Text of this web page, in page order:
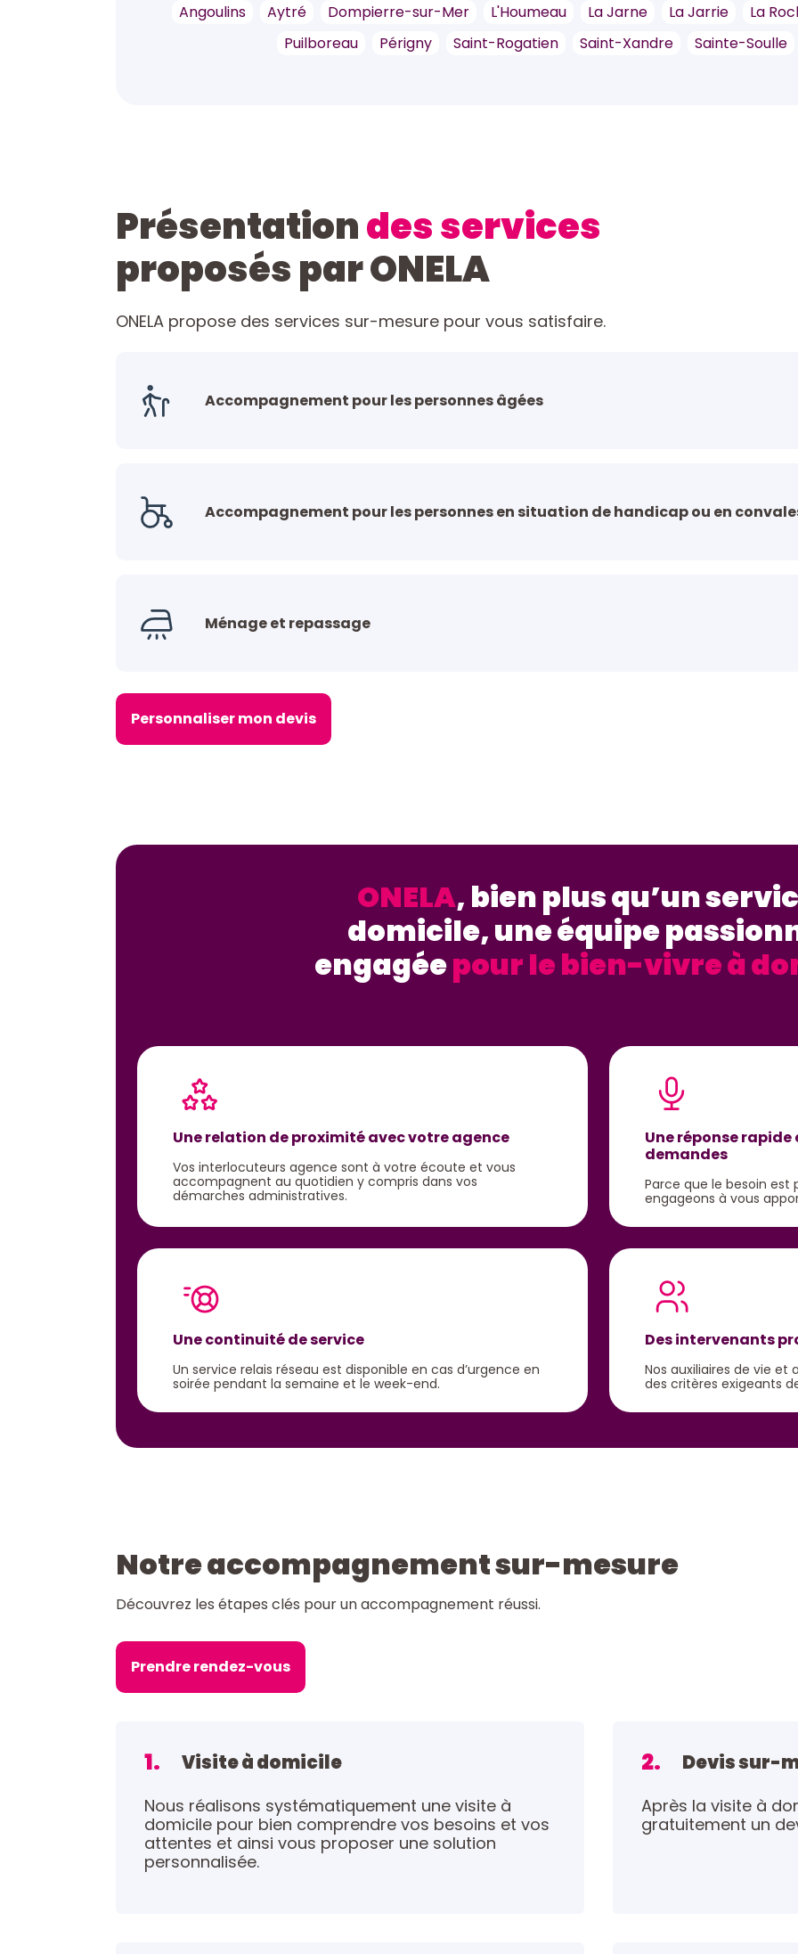
Angoulins Aytré Dompierre-sur-Mer L'Houmeau La Jarne La Jarrie La
Puilboreau
Périgny Saint-Rogatien Saint-Xandre Sainte-Soulle
Présentationdes services
proposés par ONELA
ONELA propose des services sur-mesure pour vous satisfaire.
Accompagnement pour les personnes âgées
Accompagnement pour les personnes en situation de handicap ou en
Ménage et repassage
Personnaliser mon devis
ONELA, bien plus qu’un
domicile, une équipe
engagéepour le bien-vivre à
Une relation de proximité avec votre agence
Vos interlocuteurs agence sont à votre écoute et vous
accompagnent au quotidien y compris dans vos
démarches administratives.
Une réponse
demandes
Parce que le besoin est
engageons à vous
Une continuité de service
Un service relais réseau est disponible en cas d’urgence en
soirée pendant la semaine et le week-end.
Des intervenants
Nos auxiliaires de vie
des critères exigeants
Notre accompagnement sur-mesure
Découvrez les étapes clés pour un accompagnement réussi.
Prendre rendez-vous
1. Visite à domicile
Nous réalisons systématiquement une visite à
domicile pour bien comprendre vos besoins et vos
attentes et ainsi vous proposer une solution
personnalisée.
2. Devis sur-
Après la visite à
gratuitement un